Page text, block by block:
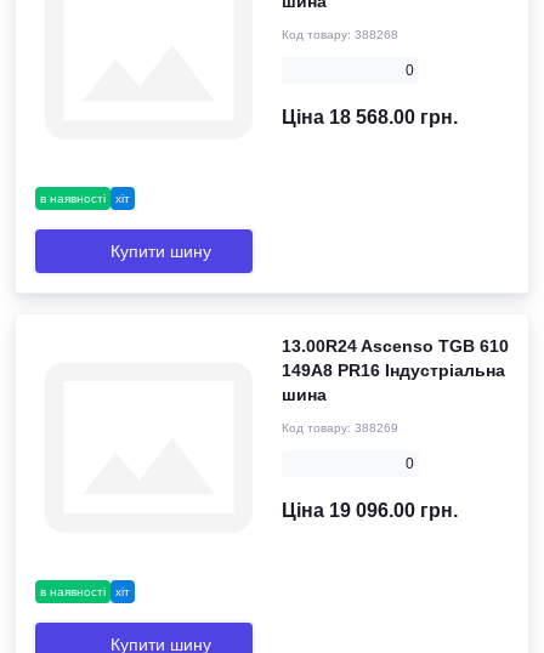
в наявності хіт
Код товару: 388268
0
Ціна 18 568.00 грн.
Купити шину
в наявності хіт
13.00R24 Ascenso TGB 610
149A8 PR16 Індустріальна
шина
Код товару: 388269
0
Ціна 19 096.00 грн.
Купити шину